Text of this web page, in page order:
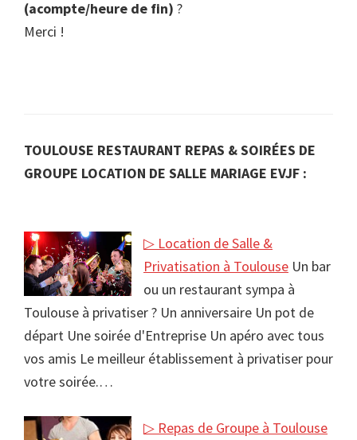
(acompte/heure de fin) ?
Merci !
TOULOUSE RESTAURANT REPAS & SOIRÉES DE
GROUPE LOCATION DE SALLE MARIAGE EVJF :
▷ Location de Salle &
Privatisation à Toulouse Un bar
ou un restaurant sympa à
Toulouse à privatiser ? Un anniversaire Un pot de
départ Une soirée d'Entreprise Un apéro avec tous
vos amis Le meilleur établissement à privatiser pour
votre soirée.…
▷ Repas de Groupe à Toulouse